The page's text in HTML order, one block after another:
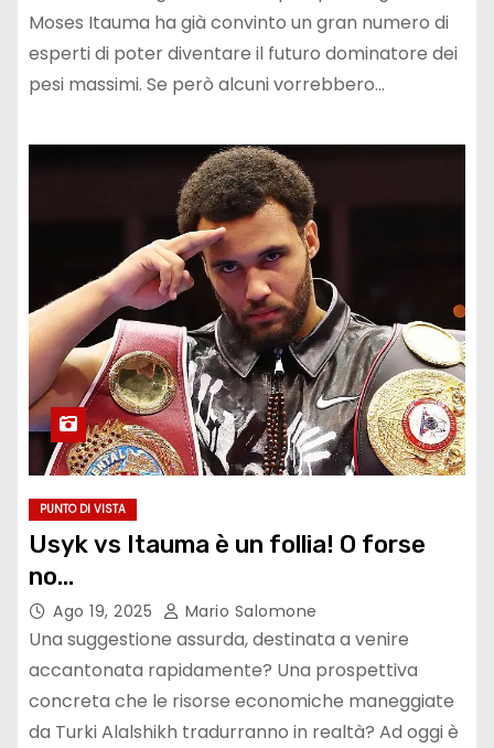
Moses Itauma ha già convinto un gran numero di
esperti di poter diventare il futuro dominatore dei
pesi massimi. Se però alcuni vorrebbero…
PUNTO DI VISTA
Usyk vs Itauma è un follia! O forse
no…
Ago 19, 2025 Mario Salomone
Una suggestione assurda, destinata a venire
accantonata rapidamente? Una prospettiva
concreta che le risorse economiche maneggiate
da Turki Alalshikh tradurranno in realtà? Ad oggi è